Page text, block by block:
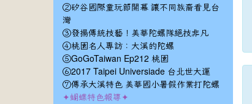
②矽谷國際童玩節開幕 讓不同族裔看見台
灣
③發揚傳統技藝！美華陀螺隊絕技非凡
④桃園名人專訪：大溪的陀螺
⑤GoGoTaiwan Ep212 桃園
⑥2017 Taipei Universiade 台北世大運
⑦傳承大溪特色 美華國小暑假作業打陀螺
✦蝴蝶特色報導✦